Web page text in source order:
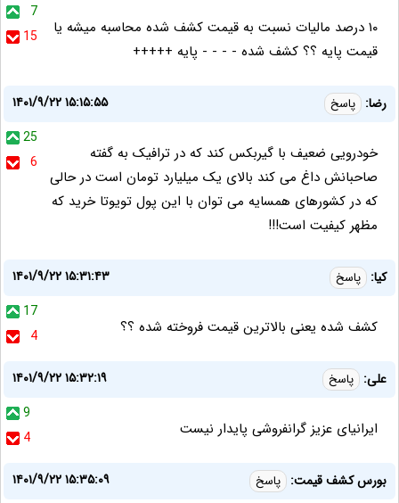
7
15
۱۰ درصد مالیات نسبت به قیمت کشف شده محاسبه میشه یا
قیمت پایه ؟؟ کشف شده - - - - پایه +++++
رضا: پاسخ
۱۴۰۱/۹/۲۲ ۱۵:۱۵:۵۵
25
6
خودرویی ضعیف با گیربکس کند که در ترافیک به گفته
صاحبانش داغ می کند بالای یک میلیارد تومان است در حالی
که در کشورهای همسایه می توان با این پول تویوتا خرید که
مظهر کیفیت است!!!
کیا: پاسخ
۱۴۰۱/۹/۲۲ ۱۵:۳۱:۴۳
17
4
کشف شده یعنی بالاترین قیمت فروخته شده ؟؟
علی: پاسخ
۱۴۰۱/۹/۲۲ ۱۵:۳۲:۱۹
9
4
ایرانیای عزیز گرانفروشی پایدار نیست
بورس کشف قیمت: پاسخ
۱۴۰۱/۹/۲۲ ۱۵:۳۵:۰۹